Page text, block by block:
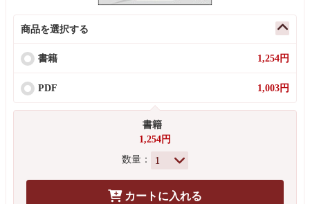
商品を選択する
書籍 1,254円
PDF 1,003円
書籍
1,254円
数量：
カートに入れる